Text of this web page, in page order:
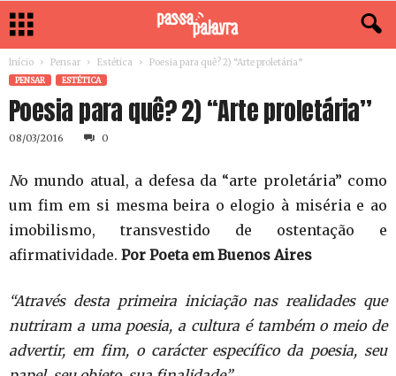
Início Pensar Estética Poesia para quê? 2) “Arte proletária”
PENSAR ESTÉTICA
Poesia para quê? 2) “Arte proletária”
08/03/2016 0
No mundo atual, a defesa da “arte proletária” como
um fim em si mesma beira o elogio à miséria e ao
imobilismo, transvestido de ostentação e
afirmatividade. Por Poeta em Buenos Aires
“Através desta primeira iniciação nas realidades que
nutriram a uma poesia, a cultura é também o meio de
advertir, em fim, o carácter específico da poesia, seu